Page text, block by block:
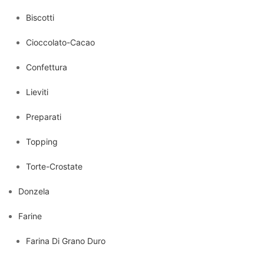
Biscotti
Cioccolato-Cacao
Confettura
Lieviti
Preparati
Topping
Torte-Crostate
Donzela
Farine
Farina Di Grano Duro